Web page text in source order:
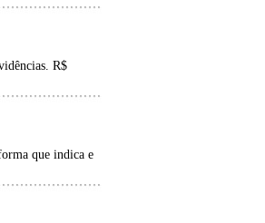
R$
que indica e